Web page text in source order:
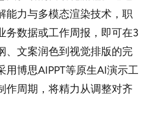
能力与多模态渲染技术，职
务数据或工作周报，即可在3
、文案润色到视觉排版的完
用博思AIPPT等原生AI演示工
作周期，将精力从调整对齐